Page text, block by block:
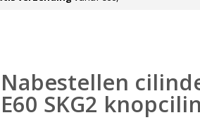
Nabestellen
E60 SKG2